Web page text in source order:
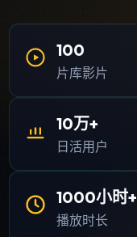
100
片库影片
10万+
日活用户
1000小时+
播放时长